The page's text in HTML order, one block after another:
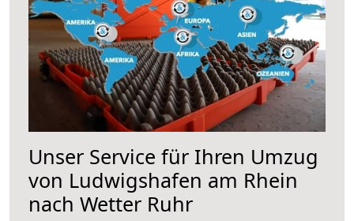
Unser Service für Ihren Umzug
von Ludwigshafen am Rhein
nach Wetter Ruhr